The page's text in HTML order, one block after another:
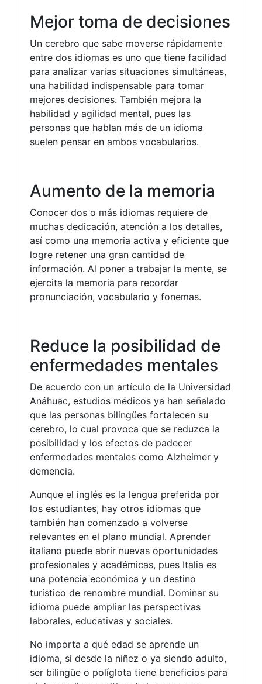
Mejor toma de decisiones
Un cerebro que sabe moverse rápidamente
entre dos idiomas es uno que tiene facilidad
para analizar varias situaciones simultáneas,
una habilidad indispensable para tomar
mejores decisiones. También mejora la
habilidad y agilidad mental, pues las
personas que hablan más de un idioma
suelen pensar en ambos vocabularios.
Aumento de la memoria
Conocer dos o más idiomas requiere de
muchas dedicación, atención a los detalles,
así como una memoria activa y eficiente que
logre retener una gran cantidad de
información. Al poner a trabajar la mente, se
ejercita la memoria para recordar
pronunciación, vocabulario y fonemas.
Reduce la posibilidad de
enfermedades mentales
De acuerdo con un artículo de la Universidad
Anáhuac, estudios médicos ya han señalado
que las personas bilingües fortalecen su
cerebro, lo cual provoca que se reduzca la
posibilidad y los efectos de padecer
enfermedades mentales como Alzheimer y
demencia.
Aunque el inglés es la lengua preferida por
los estudiantes, hay otros idiomas que
también han comenzado a volverse
relevantes en el plano mundial. Aprender
italiano puede abrir nuevas oportunidades
profesionales y académicas, pues Italia es
una potencia económica y un destino
turístico de renombre mundial. Dominar su
idioma puede ampliar las perspectivas
laborales, educativas y sociales.
No importa a qué edad se aprende un
idioma, si desde la niñez o ya siendo adulto,
ser bilingüe o políglota tiene beneficios para